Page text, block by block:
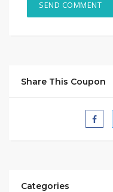
Share This Coupon
Categories